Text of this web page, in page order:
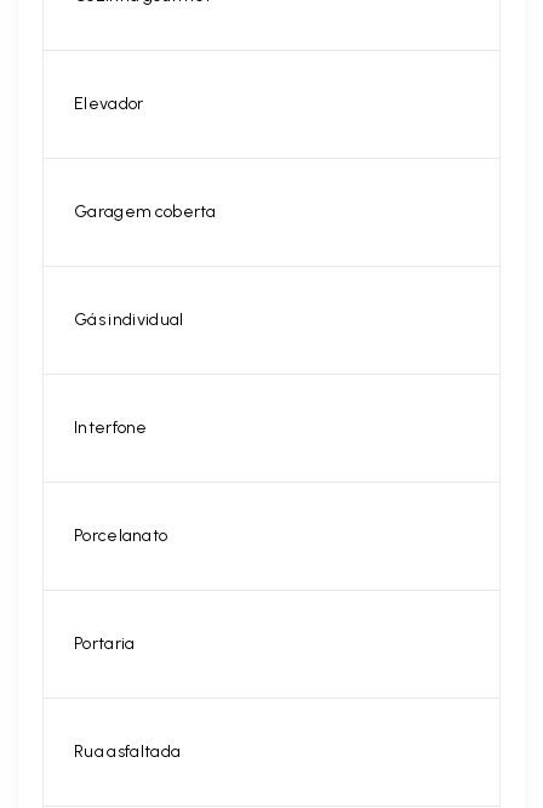
Elevador
Garagem coberta
Gás individual
Interfone
Porcelanato
Portaria
Rua asfaltada